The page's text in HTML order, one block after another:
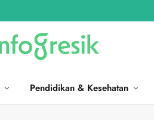
Pendidikan & Kesehatan